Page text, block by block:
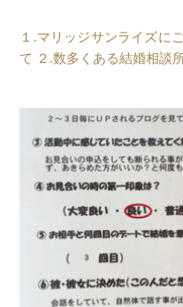
１.マリッジサンライズに
て ２.数多くある結婚相談